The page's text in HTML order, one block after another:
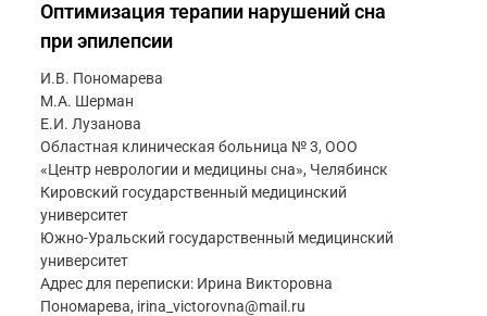
Оптимизация терапии нарушений сна
при эпилепсии
И.В. Пономарева
М.А. Шерман
Е.И. Лузанова
Областная клиническая больница № 3, ООО
«Центр неврологии и медицины сна», Челябинск
Кировский государственный медицинский
университет
Южно-Уральский государственный медицинский
университет
Адрес для переписки: Ирина Викторовна
Пономарева, irina_victorovna@mail.ru